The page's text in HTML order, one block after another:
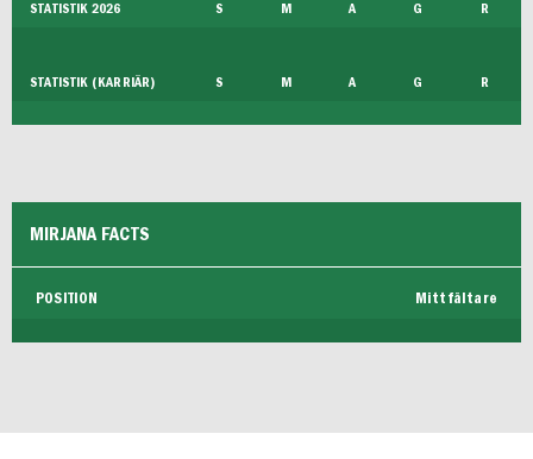
STATISTIK 2026 S M A G R
STATISTIK (KARRIÄR) S M A G R
MIRJANA FACTS
POSITION Mittfältare